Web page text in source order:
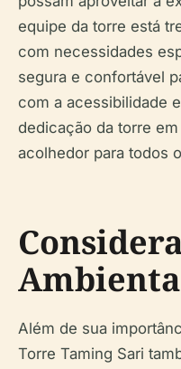
equipe da torre está
com necessidades
segura e confortável
com a acessibilidade
dedicação da torre
acolhedor para todos
Além de sua
Torre Taming Sari